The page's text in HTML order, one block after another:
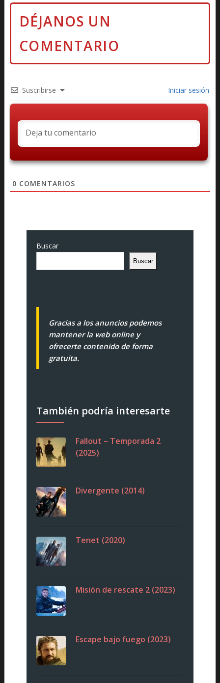
Suscribirse Iniciar sesión
0 COMENTARIOS
Buscar
Buscar
Gracias a los anuncios podemos
mantener la web online y
ofrecerte contenido de forma
gratuita.
También podría interesarte
Fallout – Temporada 2
(2025)
Divergente (2014)
Tenet (2020)
Misión de rescate 2 (2023)
Escape bajo fuego (2023)